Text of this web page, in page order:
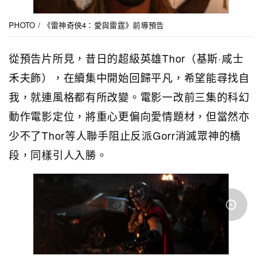
PHOTO / 《雷神奇俠4：愛與雷霆》前導預告
從預告片所見，昔日的超級英雄Thor（基斯·咸士
禾夫飾），在續集中開始回歸平凡，希望能尋找自
我，就連風格都有所改變。電影一改前三集的科幻
動作電影定位，將重心更偏向愛情題材，但當然亦
少不了Thor等人聯手阻止反派Gorr消滅眾神的橋
段，同樣引人入勝。